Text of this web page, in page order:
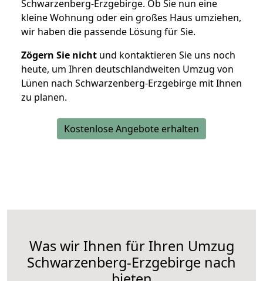
Schwarzenberg-Erzgebirge. Ob Sie nun eine
kleine Wohnung oder ein großes Haus umziehen,
wir haben die passende Lösung für Sie.
Zögern Sie nicht und kontaktieren Sie uns noch
heute, um Ihren deutschlandweiten Umzug von
Lünen nach Schwarzenberg-Erzgebirge mit Ihnen
zu planen.
Kostenlose Angebote erhalten
Was wir Ihnen für Ihren Umzug
Schwarzenberg-Erzgebirge nach